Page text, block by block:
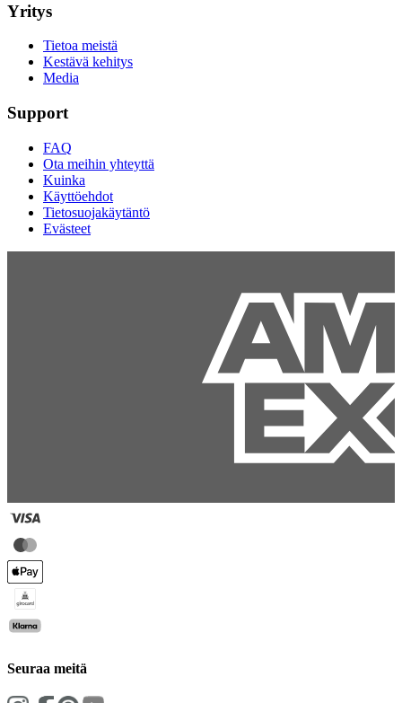
Yritys
Tietoa meistä
Kestävä kehitys
Media
Support
FAQ
Ota meihin yhteyttä
Kuinka
Käyttöehdot
Tietosuojakäytäntö
Evästeet
Seuraa meitä